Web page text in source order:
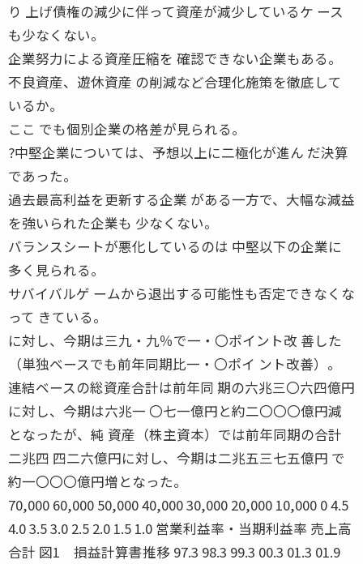
り 上げ債権の減少に伴って資産が減少しているケ ース
も少なくない。
企業努力による資産圧縮を 確認できない企業もある。
不良資産、遊休資産 の削減など合理化施策を徹底して
いるか。
ここ でも個別企業の格差が見られる。
?中堅企業については、予想以上に二極化が進ん だ決算
であった。
過去最高利益を更新する企業 がある一方で、大幅な減益
を強いられた企業も 少なくない。
バランスシートが悪化しているのは 中堅以下の企業に
多く見られる。
サバイバルゲ ームから退出する可能性も否定できなくな
って きている。
に対し、今期は三九・九％で一・〇ポイント改 善した
（単独ベースでも前年同期比一・〇ポイ ント改善）。
連結ベースの総資産合計は前年同 期の六兆三〇六四億円
に対し、今期は六兆一 〇七一億円と約二〇〇〇億円減
となったが、純 資産（株主資本）では前年同期の合計
二兆四 四二六億円に対し、今期は二兆五三七五億円 で
約一〇〇〇億円増となった。
70,000 60,000 50,000 40,000 30,000 20,000 10,000 0 4.5
4.0 3.5 3.0 2.5 2.0 1.5 1.0 営業利益率・当期利益率 売上高
合計 図1 損益計算書推移 97.3 98.3 99.3 00.3 01.3 01.9